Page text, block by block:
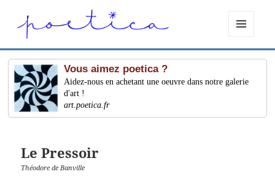
ET
WIDGETS
Vous aimez poetica ?
Aidez-nous en achetant une oeuvre dans notre galerie
d'art !
art.poetica.fr
Le Pressoir
Théodore de Banville